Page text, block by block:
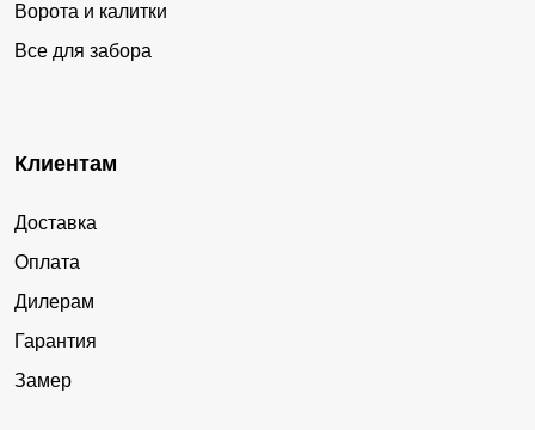
Ворота и калитки
Все для забора
Клиентам
Доставка
Оплата
Дилерам
Гарантия
Замер